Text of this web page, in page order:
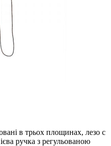
в трьох площинах, лезо c
ручка з регульованою